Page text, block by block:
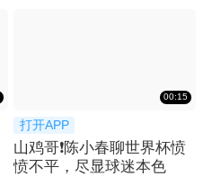
00:15
打开APP
山鸡哥❗️陈小春聊世界杯愤
愤不平，尽显球迷本色